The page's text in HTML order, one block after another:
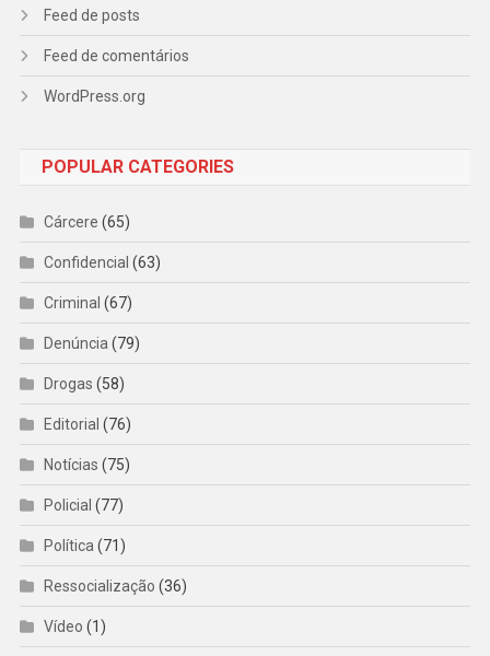
Feed de posts
Feed de comentários
WordPress.org
POPULAR CATEGORIES
Cárcere (65)
Confidencial (63)
Criminal (67)
Denúncia (79)
Drogas (58)
Editorial (76)
Notícias (75)
Policial (77)
Política (71)
Ressocialização (36)
Vídeo (1)